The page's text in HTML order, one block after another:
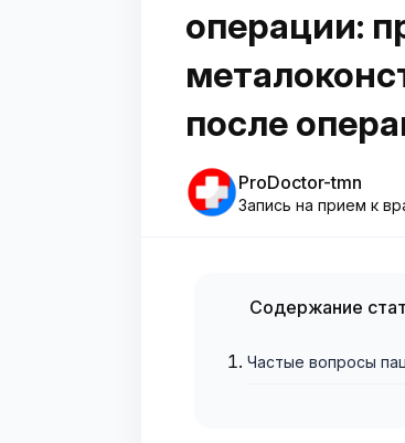
операции:
после
ProDoctor-tmn
Запись на прием к
Содержание
Частые вопросы